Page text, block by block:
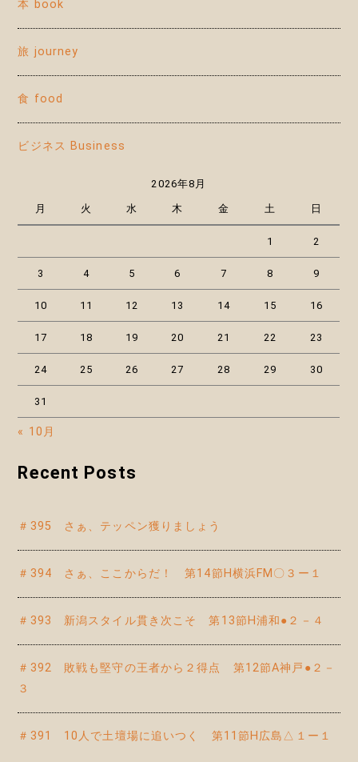
本 book
旅 journey
食 food
ビジネス Business
2026年8月
月 火 水 木 金 土 日
1 2
3 4 5 6 7 8 9
10 11 12 13 14 15 16
17 18 19 20 21 22 23
24 25 26 27 28 29 30
31
« 10月
Recent Posts
＃395 さぁ、テッペン獲りましょう
＃394 さぁ、ここからだ！ 第14節H横浜FM〇３ー１
＃393 新潟スタイル貫き次こそ 第13節H浦和●２－４
＃392 敗戦も堅守の王者から２得点 第12節A神戸●２－
３
＃391 10人で土壇場に追いつく 第11節H広島△１ー１